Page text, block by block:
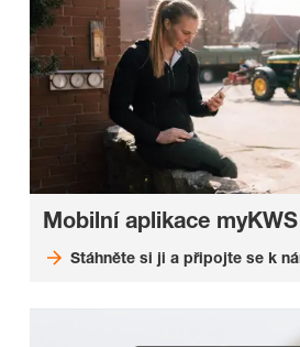
Mobilní aplikace myKWS
Stáhněte si ji a připojte se k